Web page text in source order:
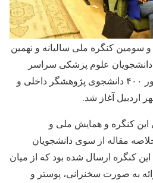
سومین کنگره ملی سالیانه و نهمین
علوم پزشکی سراسر
کشور روز چهارشنبه با حضور ۴۰۰ دانشجوی پژوهشگر داخلی و
اردبیل آغاز شد.
این کنگره و همایش ملی و
یک هزار و ۸۹۴ خلاصه مقاله از سوی دانشجویان
کنگره ارسال شده بود که از میان
ارائه به صورت سخنرانی، پوستر و